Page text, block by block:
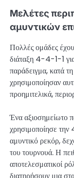
Μελέτες
αμυντικών
Πολλές ομάδες
διάταξη 4-4-1-1 για
παράδειγμα, κατά
χρησιμοποίησαν
προημιτελικά,
Ένα αξιοσημείωτο
χρησιμοποίησε
αμυντικό ρεκόρ,
του τουρνουά. Η
αποτελεσματικοί
διατηρήσουν μια